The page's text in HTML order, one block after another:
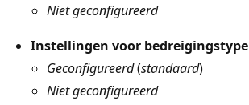
Niet geconfigureerd
Instellingen voor bedreigingstype
Geconfigureerd(standaard)
Niet geconfigureerd